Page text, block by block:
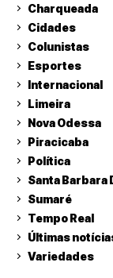
Charqueada
Cidades
Colunistas
Esportes
Internacional
Limeira
Nova Odessa
Piracicaba
Política
Santa Barbara
Sumaré
Tempo Real
Últimas
Variedades